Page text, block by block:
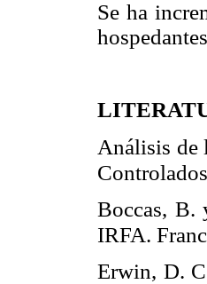
Se ha
Análisis de
Boccas, B.
IRFA.
Erwin, D.